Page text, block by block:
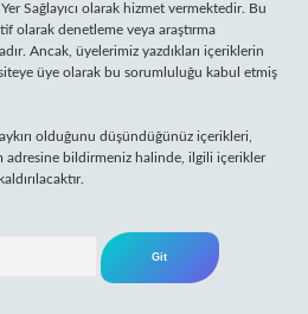
Sağlayıcı olarak hizmet vermektedir. Bu
olarak denetleme veya araştırma
Ancak, üyelerimiz yazdıkları içeriklerin
üye olarak bu sorumluluğu kabul etmiş
olduğunu düşündüğünüz içerikleri,
adresine bildirmeniz halinde, ilgili içerikler